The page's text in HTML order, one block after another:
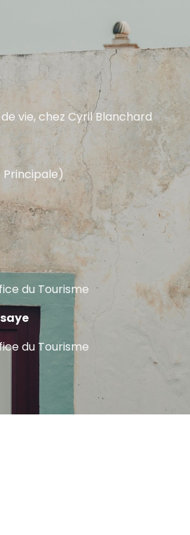
vie, chez Cyril Blanchard
Principale)
du Tourisme
du Tourisme